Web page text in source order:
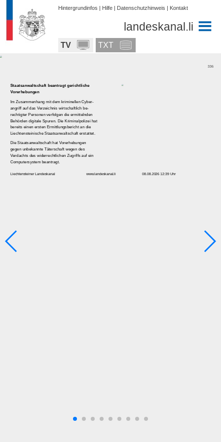
Hintergrundinfos | Hilfe | Datenschutzhinweis | Kontakt
landeskanal.li
TV TXT
Staatsanwaltschaft beantragt gerichtliche
Vorerhebungen
Im Zusammenhang mit dem kriminellen Cyber-
angriff auf das Verzeichnis wirtschaftlich be-
rechtigter Personen verfolgen die ermittelnden
Behörden digitale Spuren. Die Kriminalpolizei hat
bereits einen ersten Ermittlungsbericht an die
Liechtensteinische Staatsanwaltschaft erstattet.
Die Staatsanwaltschaft hat Vorerhebungen
gegen unbekannte Täterschaft wegen des
Verdachts des widerrechtlichen Zugriffs auf ein
Computersystem beantragt.
Liechtensteiner Landeskanal www.landeskanal.li
336
08.08.2026 12:39 Uhr